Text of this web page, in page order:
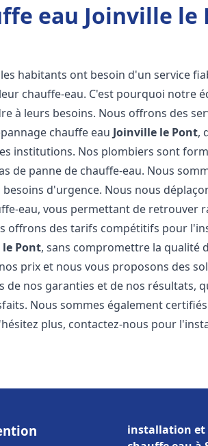
eau Joinville le
habitants ont besoin d'un service
chauffe-eau. C'est pourquoi notre
à leurs besoins. Nous offrons des
chauffe eau Joinville le Pont,
institutions. Nos plombiers sont
de panne de chauffe-eau. Nous
d'urgence. Nous nous
eau, vous permettant de retrouver
offrons des tarifs compétitifs pour
le Pont, sans compromettre la qualité
prix et nous vous proposons des
nos garanties et de nos résultats,
Nous sommes également
plus, contactez-nous pour
installation et